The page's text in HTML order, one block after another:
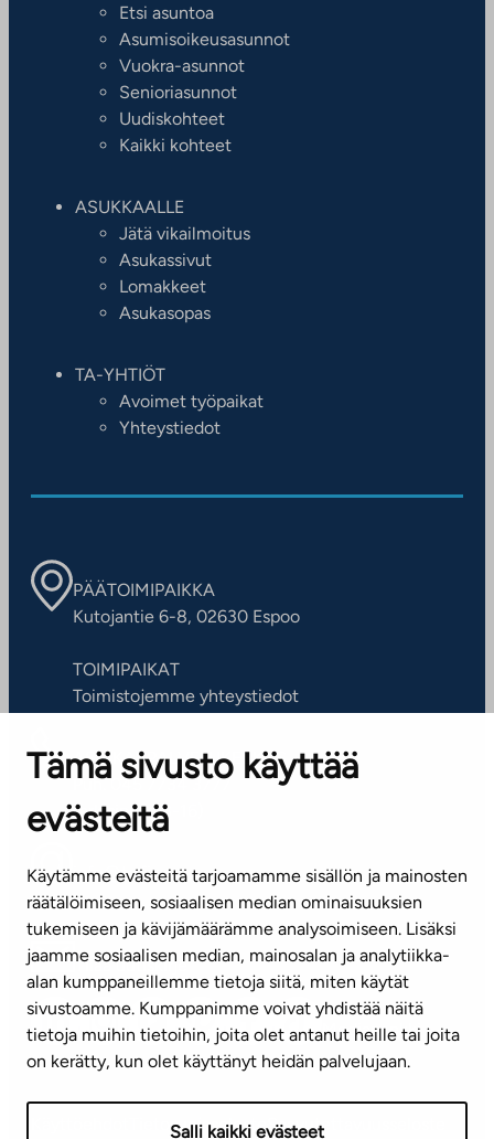
Tämä sivusto käyttää
evästeitä
Käytämme evästeitä tarjoamamme sisällön ja mainosten
räätälöimiseen, sosiaalisen median ominaisuuksien
tukemiseen ja kävijämäärämme analysoimiseen. Lisäksi
jaamme sosiaalisen median, mainosalan ja analytiikka-
alan kumppaneillemme tietoja siitä, miten käytät
sivustoamme. Kumppanimme voivat yhdistää näitä
tietoja muihin tietoihin, joita olet antanut heille tai joita
on kerätty, kun olet käyttänyt heidän palvelujaan.
Salli kaikki evästeet
Etsi asuntoa
Asumisoikeusasunnot
Vuokra-asunnot
Senioriasunnot
Uudiskohteet
Kaikki kohteet
ASUKKAALLE
Jätä vikailmoitus
Asukassivut
Lomakkeet
Asukasopas
TA-YHTIÖT
Avoimet työpaikat
Yhteystiedot
PÄÄTOIMIPAIKKA
Kutojantie 6-8, 02630 Espoo
TOIMIPAIKAT
Toimistojemme yhteystiedot
ASIAKASPALVELUKESKUS
Puh. 045 7734 3777
(arkisin klo 8-16)
info@ta.fi
Tilaa uutiskirje
Mediapankki
TietosuojaselosteSaavutettavuusseloste